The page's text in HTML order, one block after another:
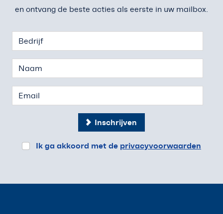
en ontvang de beste acties als eerste in uw mailbox.
Inschrijven
Ik ga akkoord met de privacyvoorwaarden